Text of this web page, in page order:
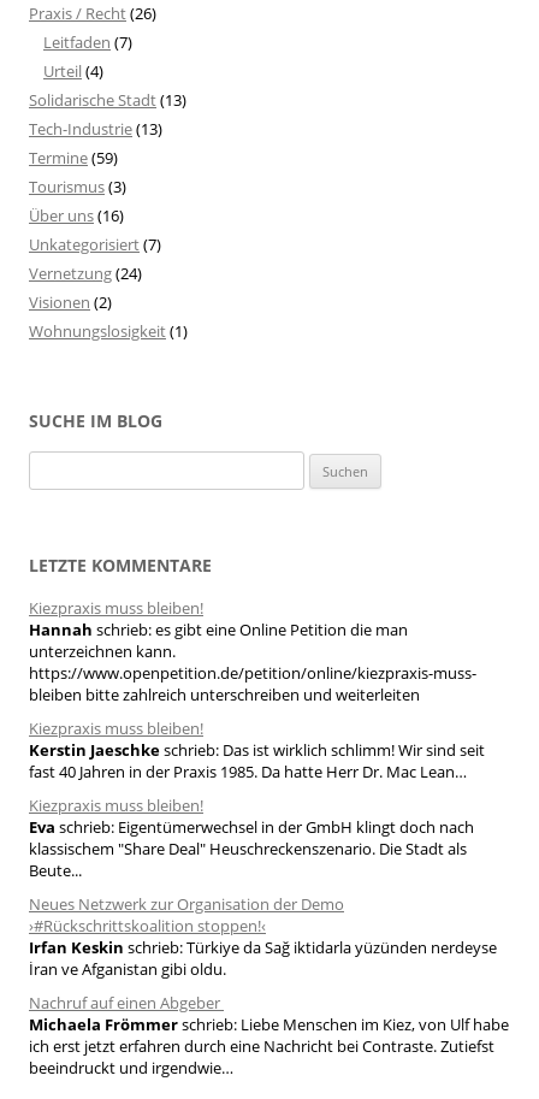
Praxis / Recht(26)
Leitfaden (7)
Urteil(4)
Solidarische Stadt(13)
Tech-Industrie(13)
Termine(59)
Tourismus(3)
Über uns(16)
Unkategorisiert(7)
Vernetzung(24)
Visionen (2)
Wohnungslosigkeit(1)
SUCHE IM BLOG
u
n
n
a
c
h
:
LETZTE KOMMENTARE
Kiezpraxis muss bleiben!
Hannah schrieb:es gibt eine Online Petition die man
unterzeichnen kann.
https://www.openpetition.de/petition/online/kiezpraxis-muss-
bleiben bitte zahlreich unterschreiben und weiterleiten
Kiezpraxis muss bleiben!
Kerstin Jaeschkeschrieb: Das ist wirklich schlimm! Wir sind seit
fast 40 Jahren in der Praxis 1985. Da hatte Herr Dr. Mac Lean…
Kiezpraxis muss bleiben!
Eva schrieb: Eigentümerwechsel in der GmbH klingt doch nach
klassischem "Share Deal" Heuschreckenszenario. Die Stadt als
Beute...
Neues Netzwerk zur Organisation der Demo
›#Rückschrittskoalition stoppen!‹
Irfan Keskin schrieb:Türkiye da Sağ iktidarla yüzünden nerdeyse
İran ve Afganistan gibi oldu.
Nachruf auf einen Abgeber
Michaela Frömmerschrieb: Liebe Menschen im Kiez, von Ulf habe
ich erst jetzt erfahren durch eine Nachricht bei Contraste. Zutiefst
beeindruckt und irgendwie…